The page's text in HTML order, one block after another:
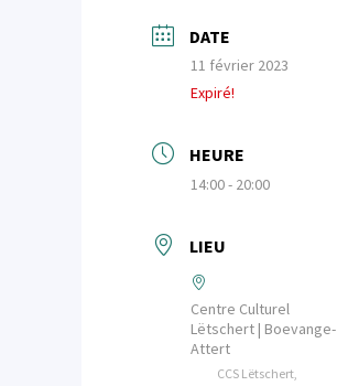
DATE
11 février 2023
Expiré!
HEURE
14:00 - 20:00
LIEU
Centre Culturel
Lëtschert | Boevange-
Attert
CCS Lëtschert,